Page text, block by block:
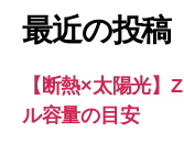
象:
最近の投稿
【断熱×太陽光】
ル容量の目安